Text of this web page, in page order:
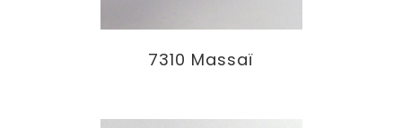
7310 Massaï